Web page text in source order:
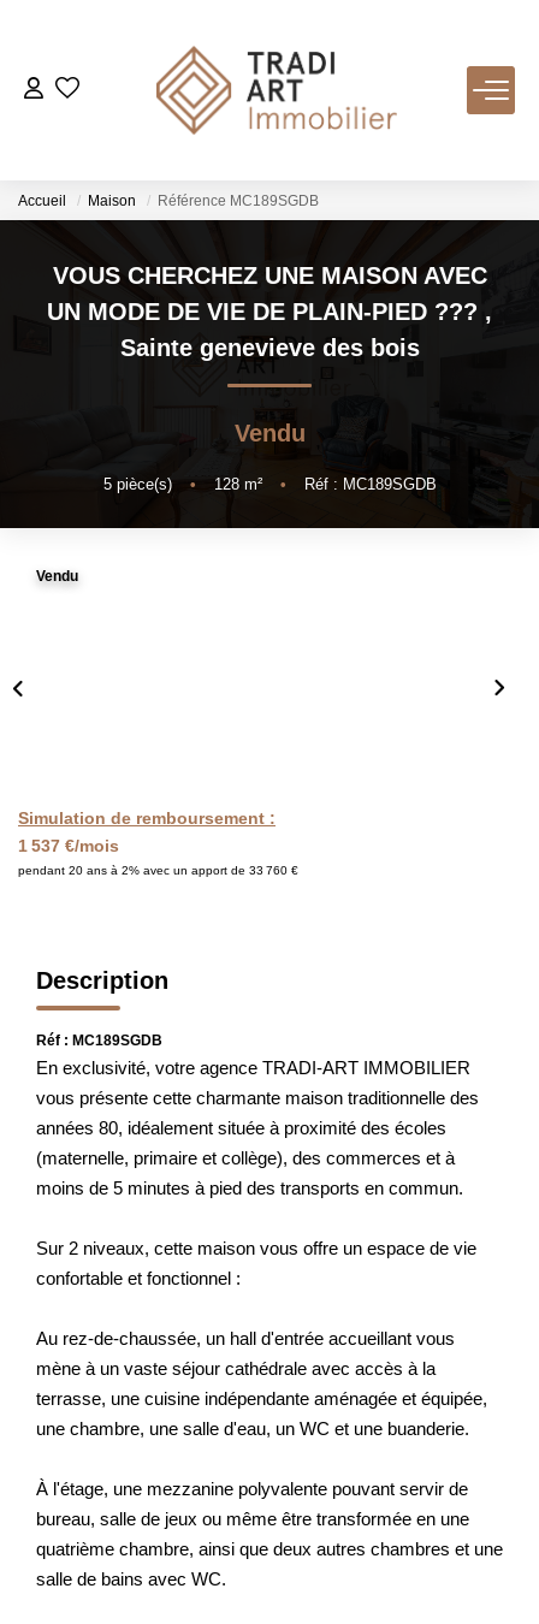
ACHETER
LOUER
VENDRE
Estimer
Biens Vendus
Accueil Maison Référence MC189SGDB
VOUS CHERCHEZ UNE MAISON AVEC
UN MODE DE VIE DE PLAIN-PIED ??? ,
Sainte genevieve des bois
Vendu
5pièce(s) • 128m² • Réf : MC189SGDB
Vendu
Simulation de remboursement :
1 537 €/mois
pendant 20 ans à 2% avec un apport de 33 760 €
Description
Réf : MC189SGDB
En exclusivité, votre agence TRADI-ART IMMOBILIER
vous présente cette charmante maison traditionnelle des
années 80, idéalement située à proximité des écoles
(maternelle, primaire et collège), des commerces et à
moins de 5 minutes à pied des transports en commun.
Sur 2 niveaux, cette maison vous offre un espace de vie
confortable et fonctionnel :
Au rez-de-chaussée, un hall d'entrée accueillant vous
mène à un vaste séjour cathédrale avec accès à la
terrasse, une cuisine indépendante aménagée et équipée,
une chambre, une salle d'eau, un WC et une buanderie.
À l'étage, une mezzanine polyvalente pouvant servir de
bureau, salle de jeux ou même être transformée en une
quatrième chambre, ainsi que deux autres chambres et une
salle de bains avec WC.